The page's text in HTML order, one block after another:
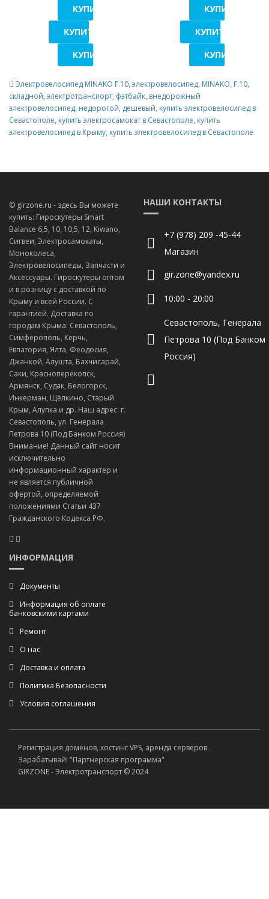
КУПИТЬ В 1 КЛИК
КУПИТЬ В 1 КЛИК
КУПИТЬ В 1 КЛИК
КУПИТЬ В 1
КУПИТЬ В 1
КУПИТЬ В 1
Электровелосипед MINAKO F.10, электровелосипед, MINAKO, F.10,
складной, электротранспорт, фэтбайк, внедорожный
электровелосипед, недорогой, дешевый, купить электровелосипед в
Севастополе, купить электросамокат в Севастополе, купить
электровелосипед в Крыму, купить электровелосипед в Севастополе
© girzone.ru - здесь Вы можете
купить: Гироскутеры Smart
Balance 6,5, 10, 10,5, 12, Kiwano,
Сигвеи, Электросамокаты,
Моноколеса,
Электровелосипеды, Запчасти и
Аксессуары. Гироскутеры оптом
и в розницу с доставкой по
Крыму и всей России. С
гарантией. Доставка по
городам Крыма: Севастополь,
Симферополь, Керчь,
Евпатория, Ялта, Феодосия,
Джанкой, Алушта, Бахчисарай,
Саки, Красноперекопск,
Армянск, Судак, Белогорск,
Инкерман, Щёлкино, Старый
Крым, Алупка и др. Наш адрес: г.
Севастополь, ул. Генерала
Петрова 10 (Под Банком Россия)
Внимание! Данный сайт носит
исключительно
информационный характер и
не является публичной
офертой, определяемой
положениями Статьи 437
Гражданского Кодекса РФ.
НАШИ КОНТАКТЫ
+7 (978) 209 -45-44
Магазин
gir.zone@yandex.ru
10:00 - 20:00
Севастополь, Генерала
Петрова 10 (Под Банком
Россия)
ИНФОРМАЦИЯ
Документы
Информация об оплате
банковскими картами
Ремонт
О нас
Доставка и оплата
Политика Безопасности
Условия соглашения
Регистрация доменов, хостинг VPS, аренда серверов.
Зарабатывай! "Партнерская программа"
GIRZONE - Электротранспорт © 2024